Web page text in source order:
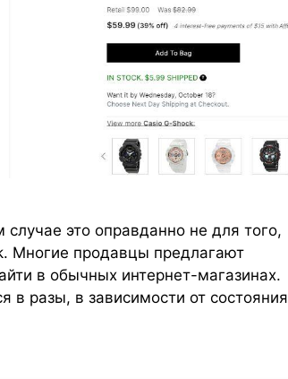
это оправданно не для того,
Многие продавцы предлагают
в обычных интернет-магазинах.
в разы, в зависимости от состояния